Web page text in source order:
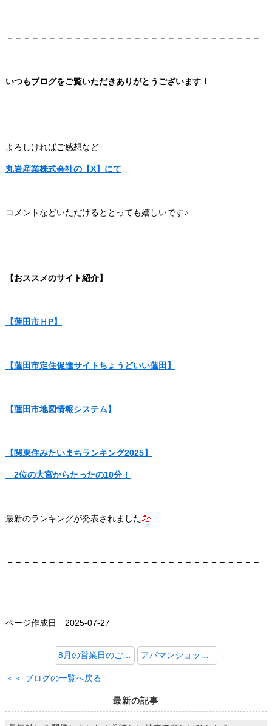
－－－－－－－－－－－－－－－－－－－－－－－－－－－－－－
いつもブログをご覧いただきありがとうございます！
よろしければご感想など
丸岩産業株式会社の【X】にて
コメントなどいただけるととっても嬉しいです♪
【おススメのサイト紹介】
【蓮田市ＨP】
【蓮田市定住促進サイトちょうどいい蓮田】
【蓮田市地図情報システム】
【関東住みたいまちランキング2025】
2位の大宮からたったの10分！
最新のランキングが発表されました
－－－－－－－－－－－－－－－－－－－－－－－－－－－－－－
ページ作成日 2025-07-27
8月の営業日のご案内 ～アパマンショップ蓮田店便り～ アパマンショップキャンペーン情報！ お米が当たるよ！！～アパマンショップ蓮田店便り～
＜＜ ブログの一覧へ戻る
最新の記事